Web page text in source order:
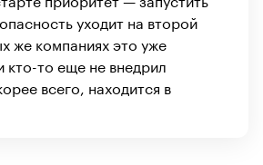
уходит на второй
же компаниях это уже
кто-то еще не внедрил
всего, находится в